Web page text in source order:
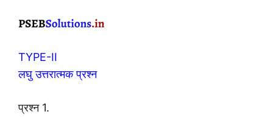
TYPE-II
लघु उत्तरात्मक प्रश्न
प्रश्न 1.